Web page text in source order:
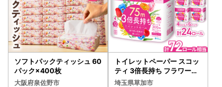
ソフトパックティッシュ 60
パック×400枚
大阪府泉佐野市
トイレットペーパー スコッ
ティ 3倍長持ち フラワーパ
ック 4ロール×6P
埼玉県草加市